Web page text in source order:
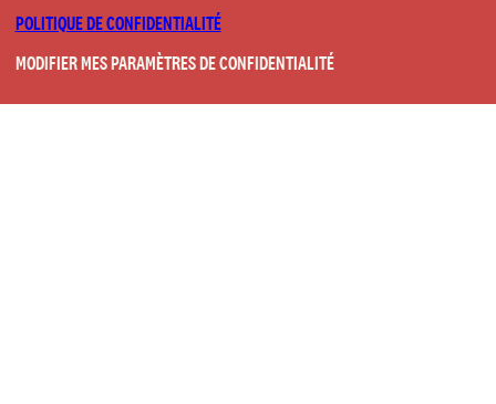
POLITIQUE DE CONFIDENTIALITÉ
MODIFIER MES PARAMÈTRES DE CONFIDENTIALITÉ